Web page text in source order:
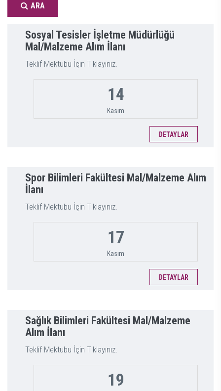
ARA
Sosyal Tesisler İşletme Müdürlüğü
Mal/Malzeme Alım İlanı
Teklif Mektubu İçin Tıklayınız.
14
Kasım
DETAYLAR
Spor Bilimleri Fakültesi Mal/Malzeme Alım
İlanı
Teklif Mektubu İçin Tıklayınız.
17
Kasım
DETAYLAR
Sağlık Bilimleri Fakültesi Mal/Malzeme
Alım İlanı
Teklif Mektubu İçin Tıklayınız.
19